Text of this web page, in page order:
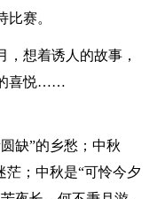
赛。
，想着诱人的故事，
的喜悦……
缺”的乡愁；中秋
茫；中秋是“可怜今夕